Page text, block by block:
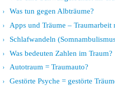
Was tun gegen Albträume?
Apps und Träume –
Schlafwandeln
Was bedeuten Zahlen im Traum?
Autotraum = Traumauto?
Gestörte Psyche = gestörte